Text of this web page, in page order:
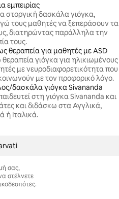
εμπειρίας
στοργική δασκάλα γιόγκα,
τους μαθητές να ξεπεράσουν τα
διατηρώντας παράλληλα την
τους.
θεραπεία για μαθητές με ASD
γιόγκα για ηλικιωμένους
με νευροδιαφορετικότητα που
με τον προφορικό λόγο.
δασκάλα γιόγκα Sivananda
στη γιόγκα Sivananda και
και διδάσκω στα Αγγλικά,
ή Ιταλικά.
σας,
στέλνετε